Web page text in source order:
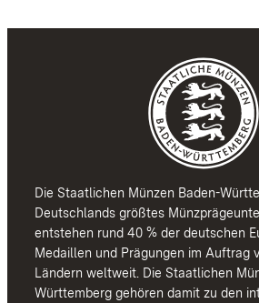
Die Staatlichen Münzen Baden-
Deutschlands größtes
entstehen rund 40 % der deutschen
Medaillen und Prägungen im Auftrag
Ländern weltweit. Die Staatlichen
Württemberg gehören damit zu den